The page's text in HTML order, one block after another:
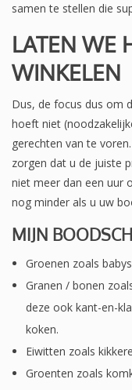
samen te stellen die
LATEN WE
WINKELEN
Dus, de focus dus om
hoeft niet
gerechten van te
zorgen dat u de juiste
niet meer dan een uur
nog minder als u uw
MIJN
Groenen zoals
Granen / bonen
deze ook kant-en-
koken.
Eiwitten zoals
Groenten zoals